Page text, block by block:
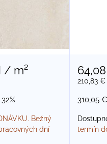
/ m²
Bežný
dní
210,83 €
310,05
termín